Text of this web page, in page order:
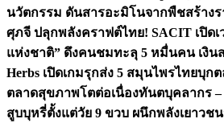
นวัตกรรม ดันสารอะมิโนจากพืชสร้าง
ศุภจี ปลุกพลังคราฟต์ไทย! SACIT เปิด
แห่งชาติ” ดึงคนชมทะลุ 5 หมื่นคน เงิน
Herbs เปิดเกมรุกส่ง 5 สมุนไพรไทยบุก
ตลาดสุขภาพโตต่อเนื่องทันตบุคลากร –
สูบบุหรี่ตั้งแต่วัย 9 ขวบ ผนึกพลังเยาวชน